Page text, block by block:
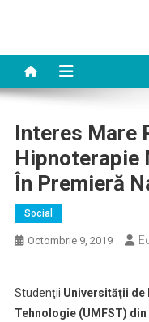
Interes Mare
Hipnoterapie
În Premieră
Social
Octombrie 9, 2019
Studenţii Universităţii de
Tehnologie (UMFST)